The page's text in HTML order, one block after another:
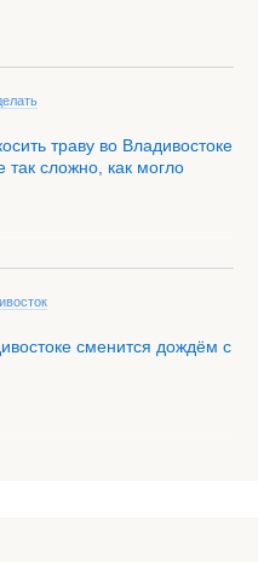
траву во Владивостоке
так сложно, как могло
сменится дождём с